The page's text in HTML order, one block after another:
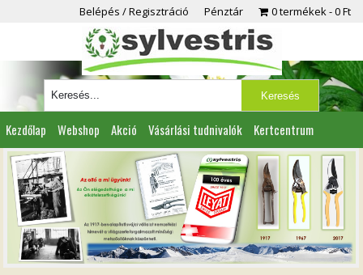
Belépés / Regisztráció Pénztár 0 termékek 0 Ft
Kezdőlap Webshop Akció Vásárlási tudnivalók Kertcentrum
Viszonteladóknak Partnereink Kapcsolat